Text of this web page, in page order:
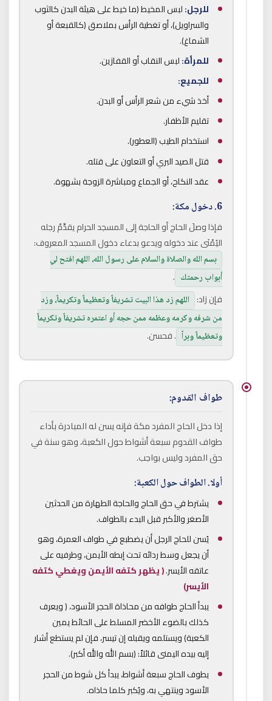
للرجل:لبس المخيط (ما خيط على هيئة البدن كالثوب
والسراويل)، أو تغطية الرأس بملاصق (كالقبعة أو
الشماغ).
للمرأة:لبس النقاب أو القفازين.
للجميع:
أخذ شيء من شعر الرأس أو البدن.
تقليم الأظفار.
استخدام الطيب (العطور).
قتل الصيد البري أو التعاون على قتله.
عقد النكاح، أو الجماع ومباشرة الزوجة بشهوة.
6. دخول مكة:
فإذا وصلَ الحاج أو الحاجة إلى المسجد الحرام يقدِّمْ رجله
اليُمْنَى عند دخوله ويدعو بدعاء دخول المسجد المعروف:
بسم الله والصلاة والسلام على رسول الله، اللهم افتح لي
أبواب رحمتك .
فإن زاد: اللهم زد هذا البيت تشريفاً وتعظيماً وتكريماً، وزد
من شرفه وكرمه وعظمه ممن حجه أو اعتمره تشريفاً وتكريماً
وتعظيماً وبراً . فحسن.
طواف القدوم:
إذا دخل الحاج المفرد مكة فإنه يسن له المبادرة بأداء
طواف القدوم سبعة أشواط حول الكعبة، وهو سنة في
حق المفرد وليس بواجب.
أولا.الطواف حول الكعبة:
يشترط في حق الحاج والحاجة الطهارة من الحدثين
الأصغر والأكبر قبل البدء بالطواف.
يُسن للحاج الرجل أن يضطبع في طواف العمرة، وهو
أن يجعل وسط ردائه تحت إبطه الأيمن، وطرفيه على
عاتقه الأيسر.( يظهر كتفه الأيمن ويغطي كتفه
الأيسر)
يبدأ الحاج طوافه من محاذاة الحجر الأسود، ( ويعرف
كذلك بالضوء الأخضر المسلط على الحائط يمين
الكعبة) ويستلمه ويقبله إن تيسر، فإن لم يستطع أشار
إليه بيده اليمنى قائلاً: (بسم الله والله أكبر).
يطوف الحاج سبعة أشواط، يبدأ كل شوط من الحجر
الأسود وينتهي به، ويُكبر كلما حاذاه.